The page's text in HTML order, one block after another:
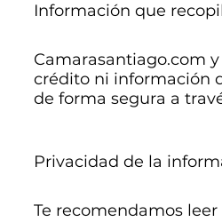
Información que
Camarasantiago.com
crédito ni información
de forma segura a
Privacidad de la
Te recomendamos